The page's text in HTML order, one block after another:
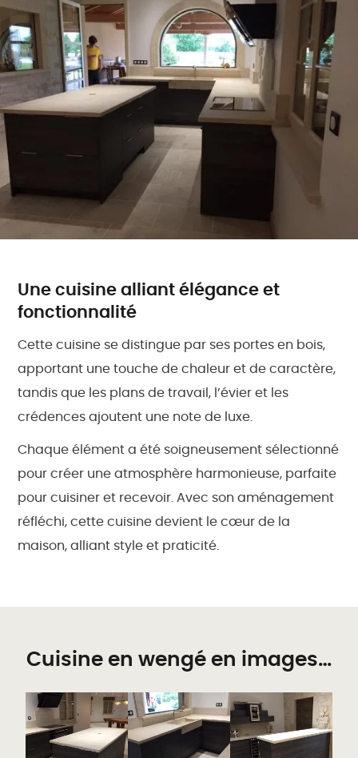
Une cuisine alliant élégance et
fonctionnalité
Cette cuisine se distingue par ses portes en bois,
apportant une touche de chaleur et de caractère,
tandis que les plans de travail, l’évier et les
crédences ajoutent une note de luxe.
Chaque élément a été soigneusement sélectionné
pour créer une atmosphère harmonieuse, parfaite
pour cuisiner et recevoir. Avec son aménagement
réfléchi, cette cuisine devient le cœur de la
maison, alliant style et praticité.
Cuisine en wengé en images…